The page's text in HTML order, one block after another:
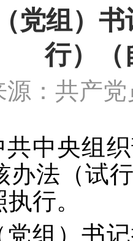
党组）
行）（
源：共
共中央组
办法（试
行。
党组）书